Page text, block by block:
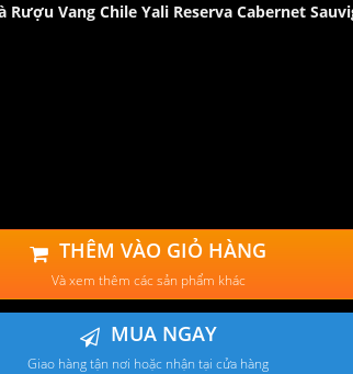
Rượu Vang Chile Yali Reserva Cabernet
THÊM VÀO GIỎ HÀNG
Và xem thêm các sản phẩm khác
MUA NGAY
Giao hàng tận nơi hoặc nhận tại cửa hàng